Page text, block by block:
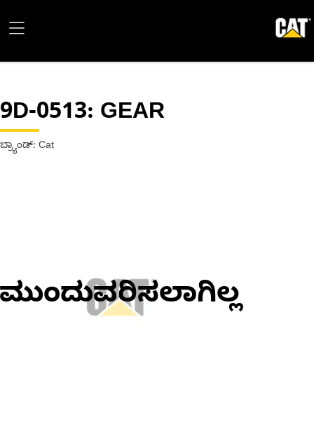
9D-0513: GEAR
ಬ್ರ್ಯಾಂಡ್: Cat
ಮುಂದುವರಿಸಲಾಗಿಲ್ಲ